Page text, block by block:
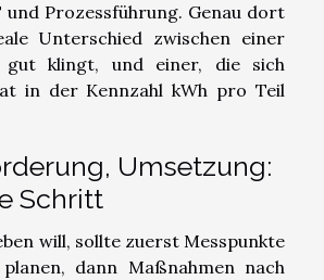
Prozessführung. Genau dort
Unterschied zwischen einer
gut klingt, und einer, die sich
in der Kennzahl kWh pro Teil
Umsetzung:
Schritt
will, sollte zuerst Messpunkte
dann Maßnahmen nach